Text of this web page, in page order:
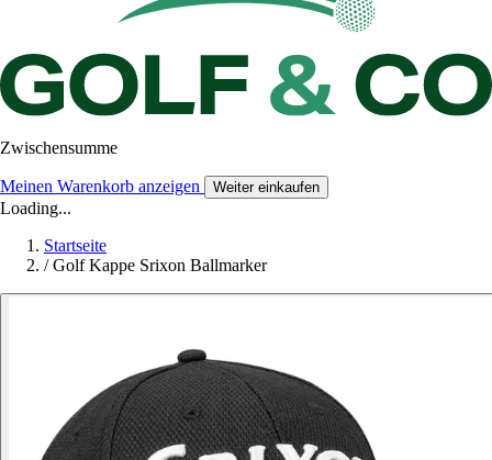
Zwischensumme
Meinen Warenkorb anzeigen Weiter einkaufen
Loading...
Startseite
/ Golf Kappe Srixon Ballmarker